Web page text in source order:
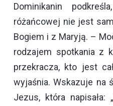
Dominikanin
różańcowej nie jest
Bogiem i z Maryją. –
rodzajem spotkania z
przekracza, kto jest
wyjaśnia. Wskazuje na
Jezus, która